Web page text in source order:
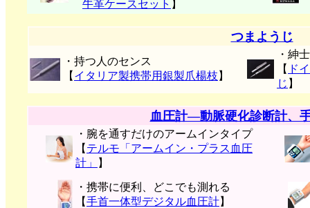
牛革ケースセット 】
つまようじ
・持つ人のセンス
【 イタリア製携帯用銀製爪楊枝 】
・紳
【 ド
じ 】
血圧計―動脈硬化診断計、
・腕を通すだけのアームインタイプ
【 テルモ「アームイン・プラス血圧
計」
】
・携帯に便利、どこでも測れる
【手首一体型デジタル血圧計】